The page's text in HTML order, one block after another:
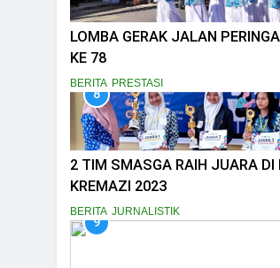
LOMBA GERAK JALAN
KE 78
BERITA PRESTASI
8
2 TIM SMASGA RAIH JUARA DI
KREMAZI 2023
BERITA JURNALISTIK
9